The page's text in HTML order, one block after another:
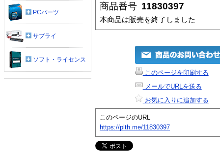
商品番号 11830397
本商品は販売を終了しました
このページを印刷する
メールでURLを送る
お気に入りに追加する
このページのURL
https://plth.me/11830397
PCパーツ
サプライ
ソフト・ライセンス